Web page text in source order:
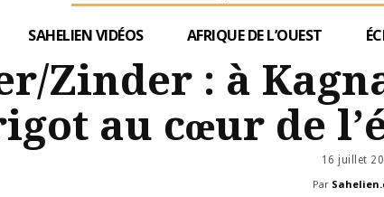
SAHELIEN VIDÉOS AFRIQUE DE L’OUEST
Zinder : à
au cœur de
16 juillet
Par